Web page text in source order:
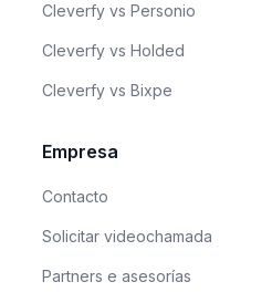
Cleverfy vs Personio
Cleverfy vs Holded
Cleverfy vs Bixpe
Empresa
Contacto
Solicitar videochamada
Partners e asesorías